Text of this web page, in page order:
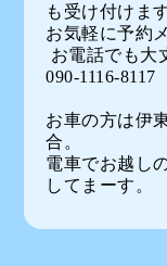
も受け付けま
お気軽に予約
お電話でも大
090-1116-8117
お車の方は伊
合。
電車でお越し
してまーす。